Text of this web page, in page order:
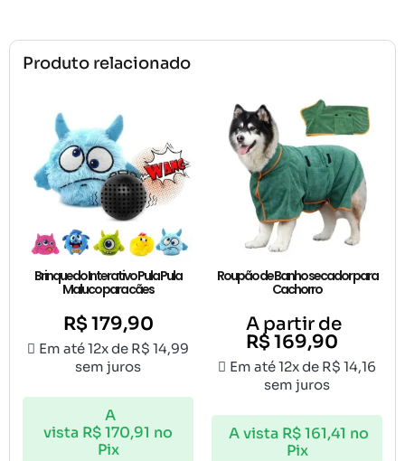
Produto relacionado
Brinquedo Interativo Pula Pula
Maluco para cães
R$179,90
Em até 12x de R$ 14,99
sem juros
A
vista R$170,91 no
Pix
Roupão de Banho secador para
Cachorro
A partir de
R$169,90
Em até 12x de R$ 14,16
sem juros
A vista R$161,41 no
Pix